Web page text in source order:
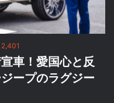
2,401
車！愛国心と反
ープのラグジー